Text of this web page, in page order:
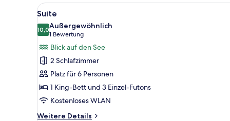
Alle
Fotos
für
Suite
anzeigen
Ein Schlafzimmer mit Bett,
4
Suite
10,010,0 von 10
Außergewöhnlich
1 Bewertung
(1
Bewertung)
Blick auf den See
2 Schlafzimmer
Platz für 6 Personen
1 King-Bett und 3 Einzel-Futons
Kostenloses WLAN
Weitere Details
Weitere